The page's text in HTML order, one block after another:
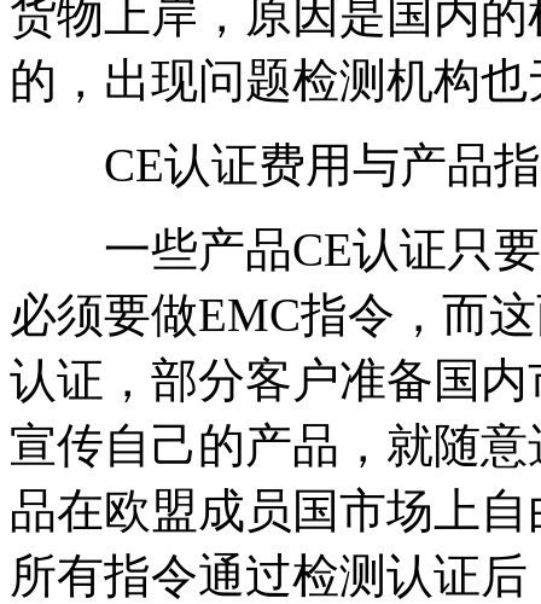
货物上岸，原因是国内
的，出现问题检测机构
CE认证费用与产品
一些产品CE认证只要
必须要做EMC指令，而
认证，部分客户准备国
宣传自己的产品，就随
品在欧盟成员国市场上
所有指令通过检测认证